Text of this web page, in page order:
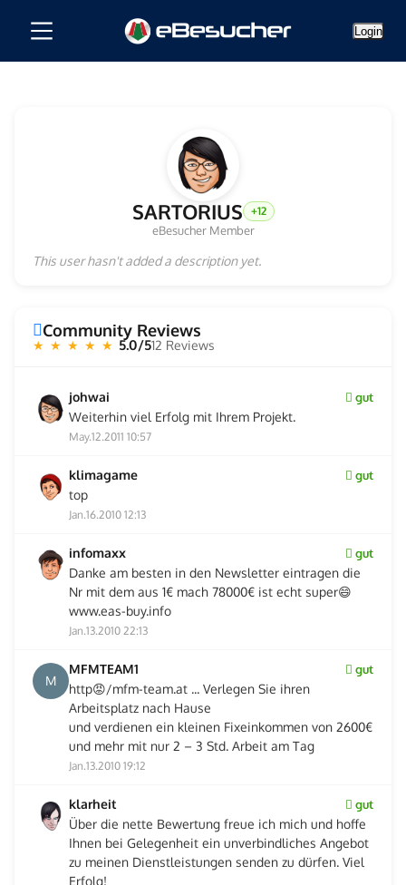
Login
SARTORIUS +12
eBesucher Member
This user hasn't added a description yet.
Community Reviews
★ ★ ★ ★ ★ 5.0/512 Reviews
johwai gut
Weiterhin viel Erfolg mit Ihrem Projekt.
May.12.2011 10:57
klimagame gut
top
Jan.16.2010 12:13
infomaxx gut
Danke am besten in den Newsletter eintragen die
Nr mit dem aus 1€ mach 78000€ ist echt super😄
www.eas-buy.info
Jan.13.2010 22:13
M
MFMTEAM1 gut
http😡/mfm-team.at ... Verlegen Sie ihren
Arbeitsplatz nach Hause
und verdienen ein kleinen Fixeinkommen von 2600€
und mehr mit nur 2 – 3 Std. Arbeit am Tag
Jan.13.2010 19:12
klarheit gut
Über die nette Bewertung freue ich mich und hoffe
Ihnen bei Gelegenheit ein unverbindliches Angebot
zu meinen Dienstleistungen senden zu dürfen. Viel
Erfolg!